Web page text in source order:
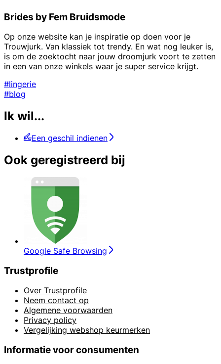
Brides by Fem Bruidsmode
Op onze website kan je inspiratie op doen voor je
Trouwjurk. Van klassiek tot trendy. En wat nog leuker is,
is om de zoektocht naar jouw droomjurk voort te zetten
in een van onze winkels waar je super service krijgt.
#lingerie
#blog
Ik wil...
Een geschil indienen
Ook geregistreerd bij
Google Safe Browsing
Trustprofile
Over Trustprofile
Neem contact op
Algemene voorwaarden
Privacy policy
Vergelijking webshop keurmerken
Informatie voor consumenten